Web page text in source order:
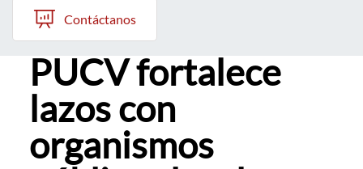
Quiénes somos
Nuestros Programas
Investigación
Recursos
Contáctanos
Interculturalidad
PUCV fortalece
lazos con
organismos